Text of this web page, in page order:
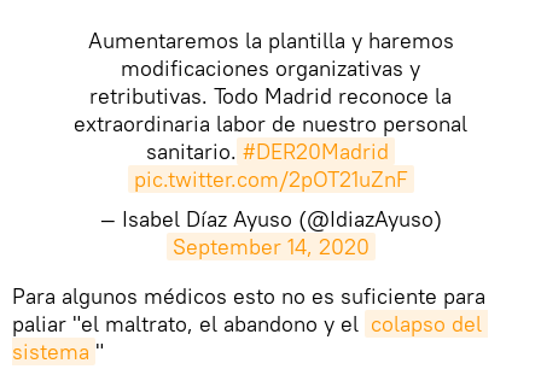
Aumentaremos la plantilla y haremos
modificaciones organizativas y
retributivas. Todo Madrid reconoce la
extraordinaria labor de nuestro personal
sanitario. #DER20Madrid
pic.twitter.com/2pOT21uZnF
— Isabel Díaz Ayuso (@IdiazAyuso)
September 14, 2020
​Para algunos médicos esto no es suficiente para
paliar "el maltrato, el abandono y el colapso del
sistema "